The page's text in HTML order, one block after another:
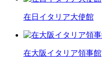
在日イタリア大使館
在大阪イタリア領事館